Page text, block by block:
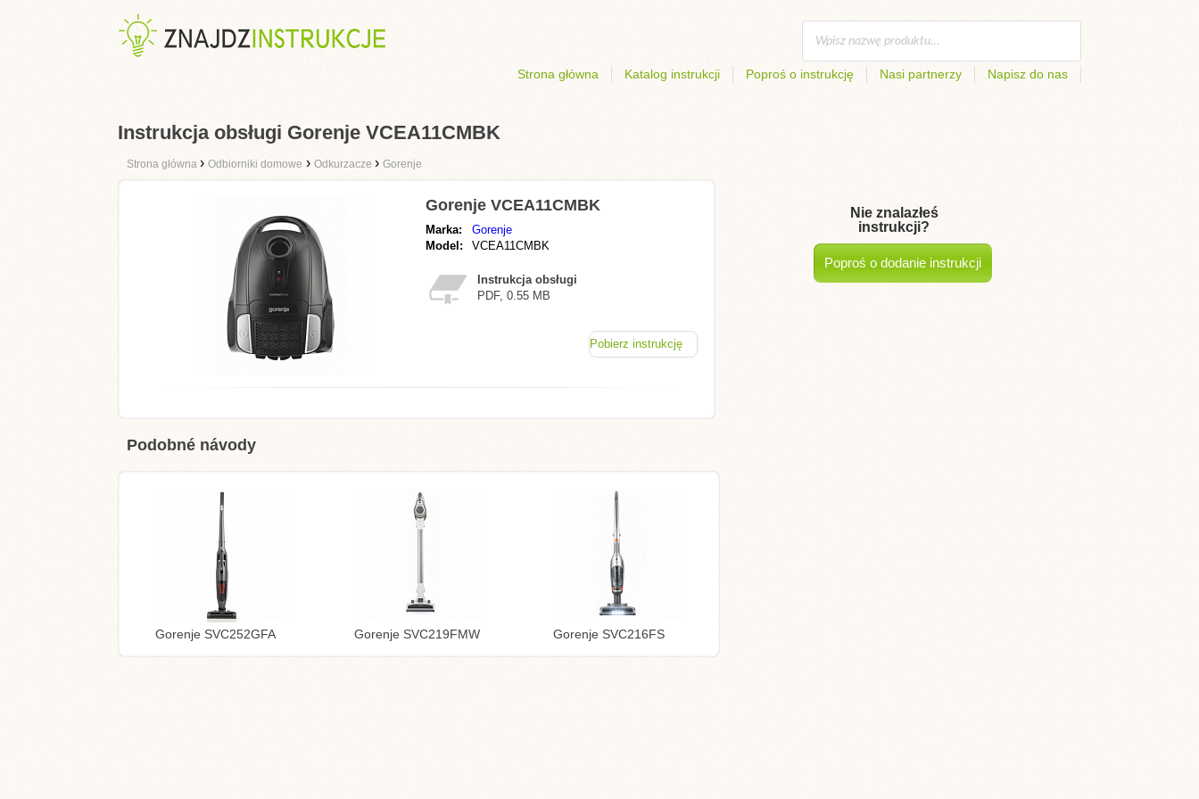
Strona główna Katalog instrukcji Poproś o instrukcję Nasi partnerzy Napisz do nas
Instrukcja obsługi Gorenje VCEA11CMBK
Strona główna › Odbiorniki domowe › Odkurzacze › Gorenje
Gorenje VCEA11CMBK
Marka:
Gorenje
Model:
VCEA11CMBK
Instrukcja obsługi
PDF, 0.55 MB
Pobierz instrukcję
Podobné návody
Gorenje SVC252GFA Gorenje SVC219FMW Gorenje SVC216FS
Nie znalazłeś
instrukcji?
Poproś o dodanie instrukcji